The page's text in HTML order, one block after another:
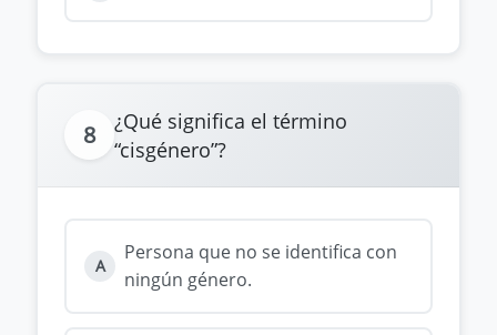
8
¿Qué significa el término
“cisgénero”?
A
Persona que no se identifica con
ningún género.